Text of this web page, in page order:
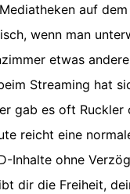
auf
wenn man
etwas
Streaming hat
gab es oft Ruckler
reicht eine
Inhalte ohne
dir die Freiheit,